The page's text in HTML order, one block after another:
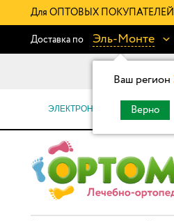
Для ОПТОВЫХ ПОКУПАТЕЛЕЙ
Доставка по Эль-Монте
Ваш регион
Верно
ЭЛЕКТРОННЫЕ СЕРТИФИКАТЫ